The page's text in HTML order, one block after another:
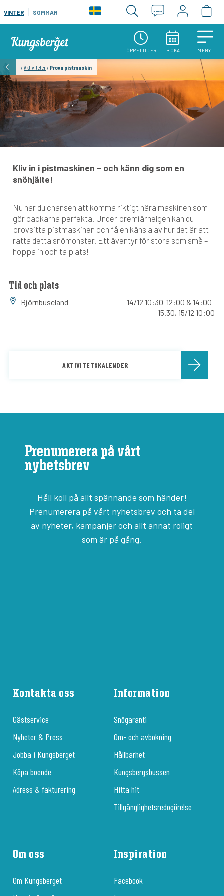
ÖPPETTIDER BOKA MENY
/Aktiviteter/ Prova pistmaskin
VINTER SOMMAR
Kliv in i pistmaskinen – och känn dig som en
snöhjälte!
Nu har du chansen att komma riktigt nära maskinen som
gör backarna perfekta. Under premiärhelgen kan du
provsitta pistmaskinen och få en känsla av hur det är att
ratta detta snömonster. Ett äventyr för stora som små –
hoppa in och ta plats!
Tid och plats
Björnbuseland
14/12 10:30-12:00 & 14:00-
15.30, 15/12 10:00
AKTIVITETSKALENDER
Prenumerera på vårt
nyhetsbrev
Håll koll på allt spännande som händer!
Prenumerera på vårt nyhetsbrev och ta del
av nyheter, kampanjer och allt annat roligt
som är på gång.
Kontakta oss
Gästservice
Nyheter & Press
Jobba i Kungsberget
Köpa boende
Adress & fakturering
Information
Snögaranti
Om- och avbokning
Hållbarhet
Kungsbergsbussen
Hitta hit
Tillgänglighetsredogörelse
Om oss
Om Kungsberget
Inspiration
Facebook